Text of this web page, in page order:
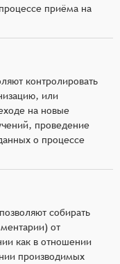
приёма на
контролировать
или
на новые
проведение
о процессе
собирать
от
как в отношении
производимых